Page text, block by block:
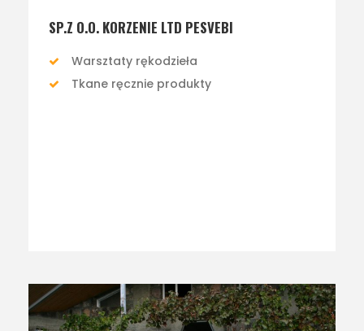
SP.Z O.O. KORZENIE LTD PESVEBI
Warsztaty rękodzieła
Tkane ręcznie produkty